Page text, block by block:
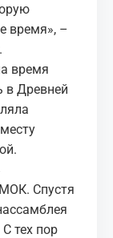
время», –
время
в Древней
Спустя
тех пор